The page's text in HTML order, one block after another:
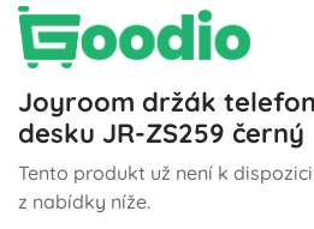
Joyroom držák
desku JR-ZS259 černý
Tento produkt už není k
z nabídky níže.